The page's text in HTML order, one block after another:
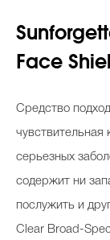
Face
Средство
чувствительная
серьезных
содержит ни
послужить и
Clear Broad-